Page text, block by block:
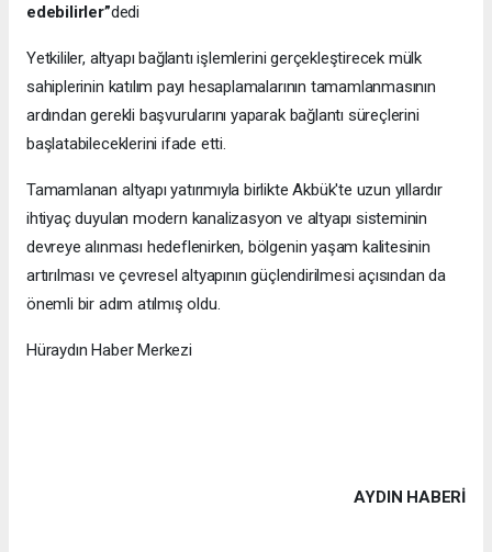
edebilirler”dedi
Yetkililer, altyapı bağlantı işlemlerini gerçekleştirecek mülk
sahiplerinin katılım payı hesaplamalarının tamamlanmasının
ardından gerekli başvurularını yaparak bağlantı süreçlerini
başlatabileceklerini ifade etti.
Tamamlanan altyapı yatırımıyla birlikte Akbük'te uzun yıllardır
ihtiyaç duyulan modern kanalizasyon ve altyapı sisteminin
devreye alınması hedeflenirken, bölgenin yaşam kalitesinin
artırılması ve çevresel altyapının güçlendirilmesi açısından da
önemli bir adım atılmış oldu.
Hüraydın Haber Merkezi
AYDIN HABERİ